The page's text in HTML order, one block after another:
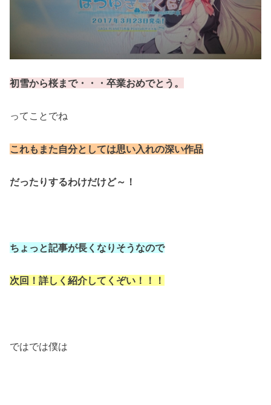
初雪から桜まで・・・卒業おめでとう。
ってことでね
これもまた自分としては思い入れの深い作品
だったりするわけだけど～！
ちょっと記事が長くなりそうなので
次回！詳しく紹介してくぞい！！！
ではでは僕は